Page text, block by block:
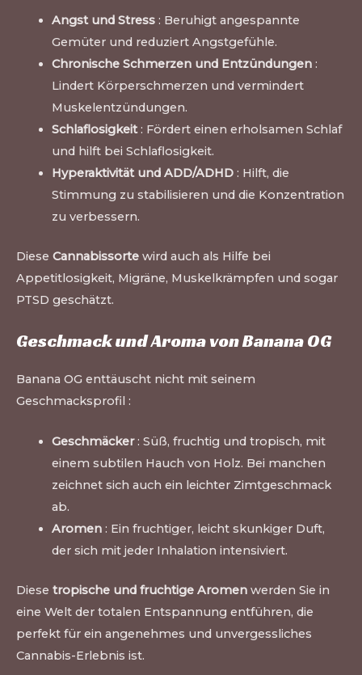
Angst und Stress: Beruhigt angespannte
Gemüter und reduziert Angstgefühle.
Chronische Schmerzen und Entzündungen:
Lindert Körperschmerzen und vermindert
Muskelentzündungen.
Schlaflosigkeit: Fördert einen erholsamen Schlaf
und hilft bei Schlaflosigkeit.
Hyperaktivität und ADD/ADHD: Hilft, die
Stimmung zu stabilisieren und die Konzentration
zu verbessern.
Diese Cannabissorte wird auch als Hilfe bei
Appetitlosigkeit, Migräne, Muskelkrämpfen und sogar
PTSD geschätzt.
Geschmack und Aroma von Banana OG
Banana OG enttäuscht nicht mit seinem
Geschmacksprofil :
Geschmäcker: Süß, fruchtig und tropisch, mit
einem subtilen Hauch von Holz. Bei manchen
zeichnet sich auch ein leichter Zimtgeschmack
ab.
Aromen: Ein fruchtiger, leicht skunkiger Duft,
der sich mit jeder Inhalation intensiviert.
Diese tropische und fruchtige Aromen werden Sie in
eine Welt der totalen Entspannung entführen, die
perfekt für ein angenehmes und unvergessliches
Cannabis-Erlebnis ist.